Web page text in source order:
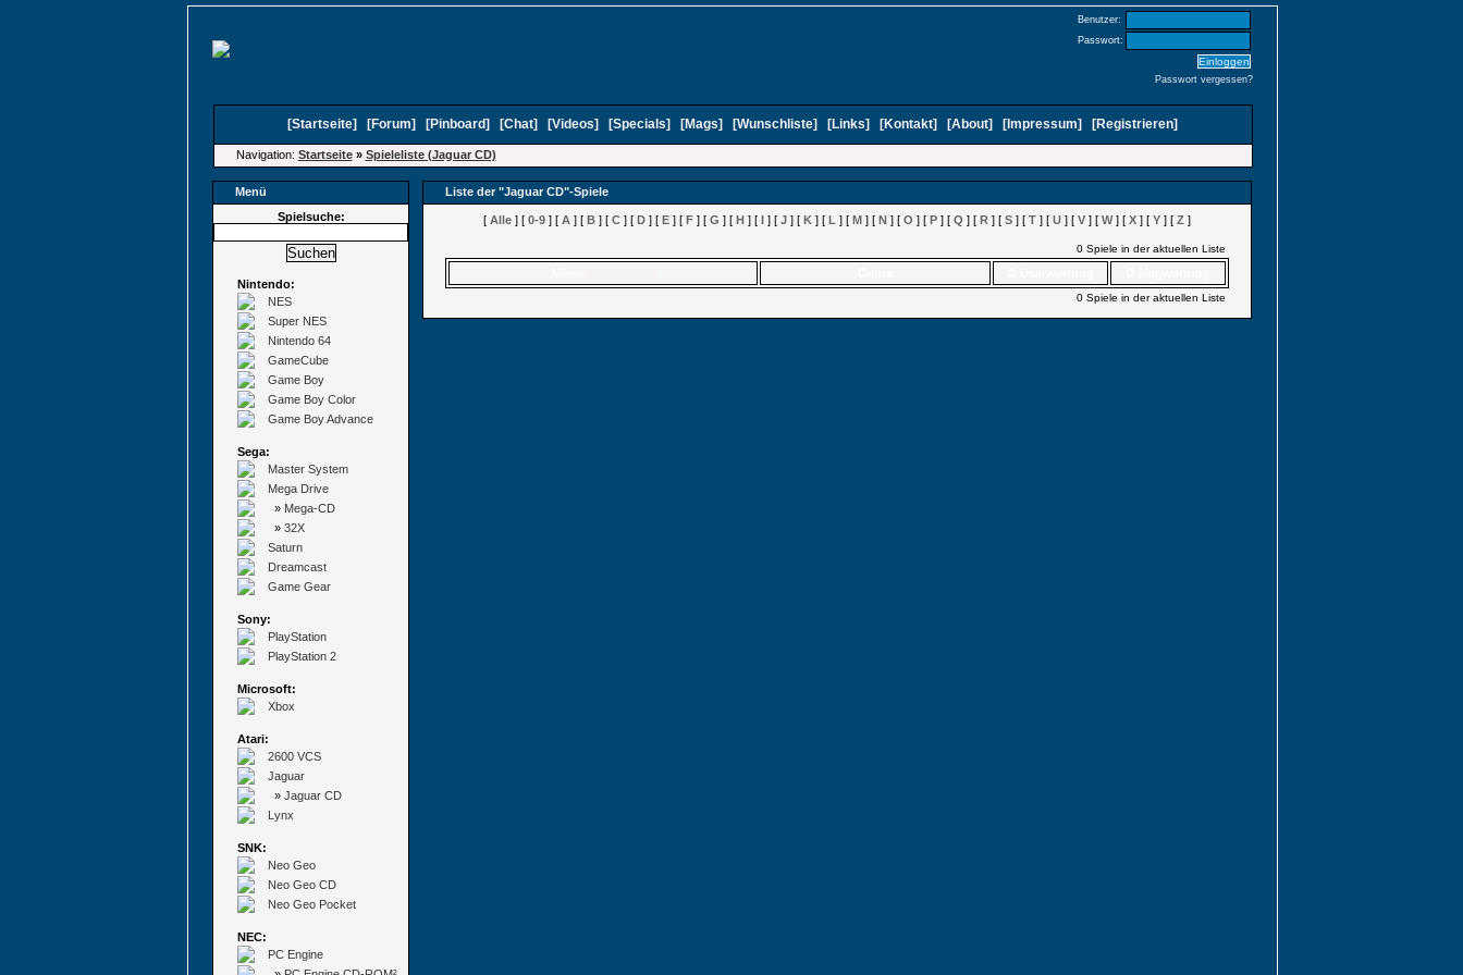
Benutzer:
Passwort:
Passwort vergessen?
[Startseite] [Forum] [Pinboard] [Chat] [Videos] [Specials] [Mags] [Wunschliste] [Links] [Kontakt] [About] [ Impressum] [Registrieren]
Navigation: Startseite» Spieleliste (Jaguar CD)
Menü
Liste der "Jaguar CD"-Spiele
Spielsuche:
Nintendo:
NES
Super NES
Nintendo 64
GameCube
Game Boy
Game Boy Color
Game Boy Advance
Sega:
Master System
Mega Drive
» Mega-CD
» 32X
Saturn
Dreamcast
Game Gear
Sony:
PlayStation
PlayStation 2
Microsoft:
Xbox
Atari:
2600 VCS
Jaguar
» Jaguar CD
Lynx
SNK:
Neo Geo
Neo Geo CD
Neo Geo Pocket
NEC:
PC Engine
[ Alle ] [ 0-9 ] [ A ] [ B ] [ C ] [ D ] [ E ] [ F ] [ G ] [ H ] [ I ] [ J ] [ K ] [ L ] [ M ] [ N ] [ O ] [ P ] [ Q ] [ R ] [ S ] [ T ] [ U ] [ V ] [ W] [ X ] [ Y ] [ Z ]
0 Spiele in der aktuellen Liste
0 Spiele in der aktuellen Liste